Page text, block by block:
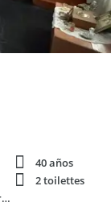
40 años
2 toilettes
303 m² terren.